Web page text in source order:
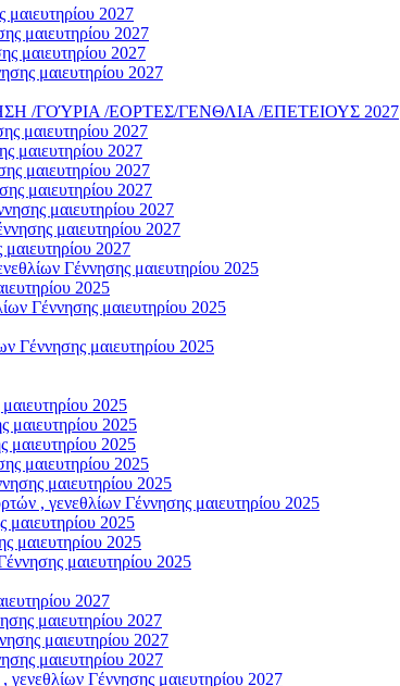
2027
μαιευτηρίου 2027
μαιευτηρίου 2027
μαιευτηρίου 2027
/ΓΟΎΡΙΑ /ΕΟΡΤΕΣ/ΓΕΝΘΛΙΑ /ΕΠΕΤΕΙΟΥΣ 2027
μαιευτηρίου 2027
μαιευτηρίου 2027
μαιευτηρίου 2027
μαιευτηρίου 2027
μαιευτηρίου 2027
μαιευτηρίου 2027
2027
Γέννησης μαιευτηρίου 2025
2025
Γέννησης μαιευτηρίου 2025
Γέννησης μαιευτηρίου 2025
2025
2025
2025
μαιευτηρίου 2025
μαιευτηρίου 2025
, γενεθλίων Γέννησης μαιευτηρίου 2025
2025
μαιευτηρίου 2025
μαιευτηρίου 2025
2027
μαιευτηρίου 2027
μαιευτηρίου 2027
μαιευτηρίου 2027
Γέννησης μαιευτηρίου 2027